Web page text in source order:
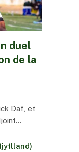
duel
de la
Daf, et